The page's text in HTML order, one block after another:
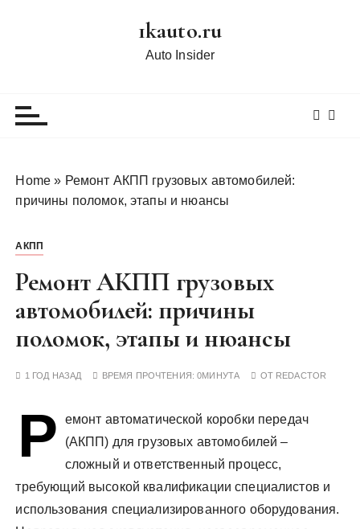
1kauto.ru
Auto Insider
Home » Ремонт АКПП грузовых автомобилей:
причины поломок, этапы и нюансы
АКПП
Ремонт АКПП грузовых
автомобилей: причины
поломок, этапы и нюансы
1 ГОД НАЗАД ВРЕМЯ ПРОЧТЕНИЯ:0МИНУТА ОТ REDACTOR
Р
емонт автоматической коробки передач
(АКПП) для грузовых автомобилей –
сложный и ответственный процесс,
требующий высокой квалификации специалистов и
использования специализированного оборудования.